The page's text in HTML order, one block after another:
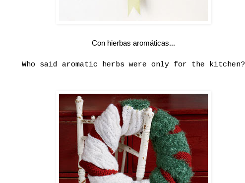
Con hierbas aromáticas...
Who said aromatic herbs were only for the kitchen?